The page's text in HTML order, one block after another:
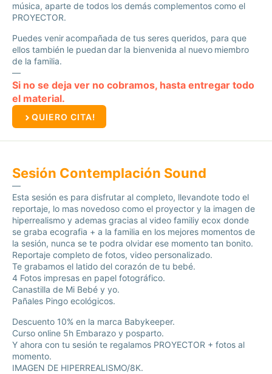
música, aparte de todos los demás complementos como el
PROYECTOR.
Puedes venir acompañada de tus seres queridos, para que
ellos también le puedan dar la bienvenida al nuevo miembro
de la familia.
—
Si no se deja ver no cobramos, hasta entregar todo
el material.
QUIERO CITA!
Sesión Contemplación Sound
—
Esta sesión es para disfrutar al completo, llevandote todo el
reportaje, lo mas novedoso como el proyector y la imagen de
hiperrealismo y ademas gracias al video familiy ecox donde
se graba ecografia + a la familia en los mejores momentos de
la sesión, nunca se te podra olvidar ese momento tan bonito.
Reportaje completo de fotos, video personalizado.
Te grabamos el latido del corazón de tu bebé.
4 Fotos impresas en papel fotográfico.
Canastilla de Mi Bebé y yo.
Pañales Pingo ecológicos.
Descuento 10% en la marca Babykeeper.
Curso online 5h Embarazo y posparto.
Y ahora con tu sesión te regalamos PROYECTOR + fotos al
momento.
IMAGEN DE HIPERREALISMO/8K.